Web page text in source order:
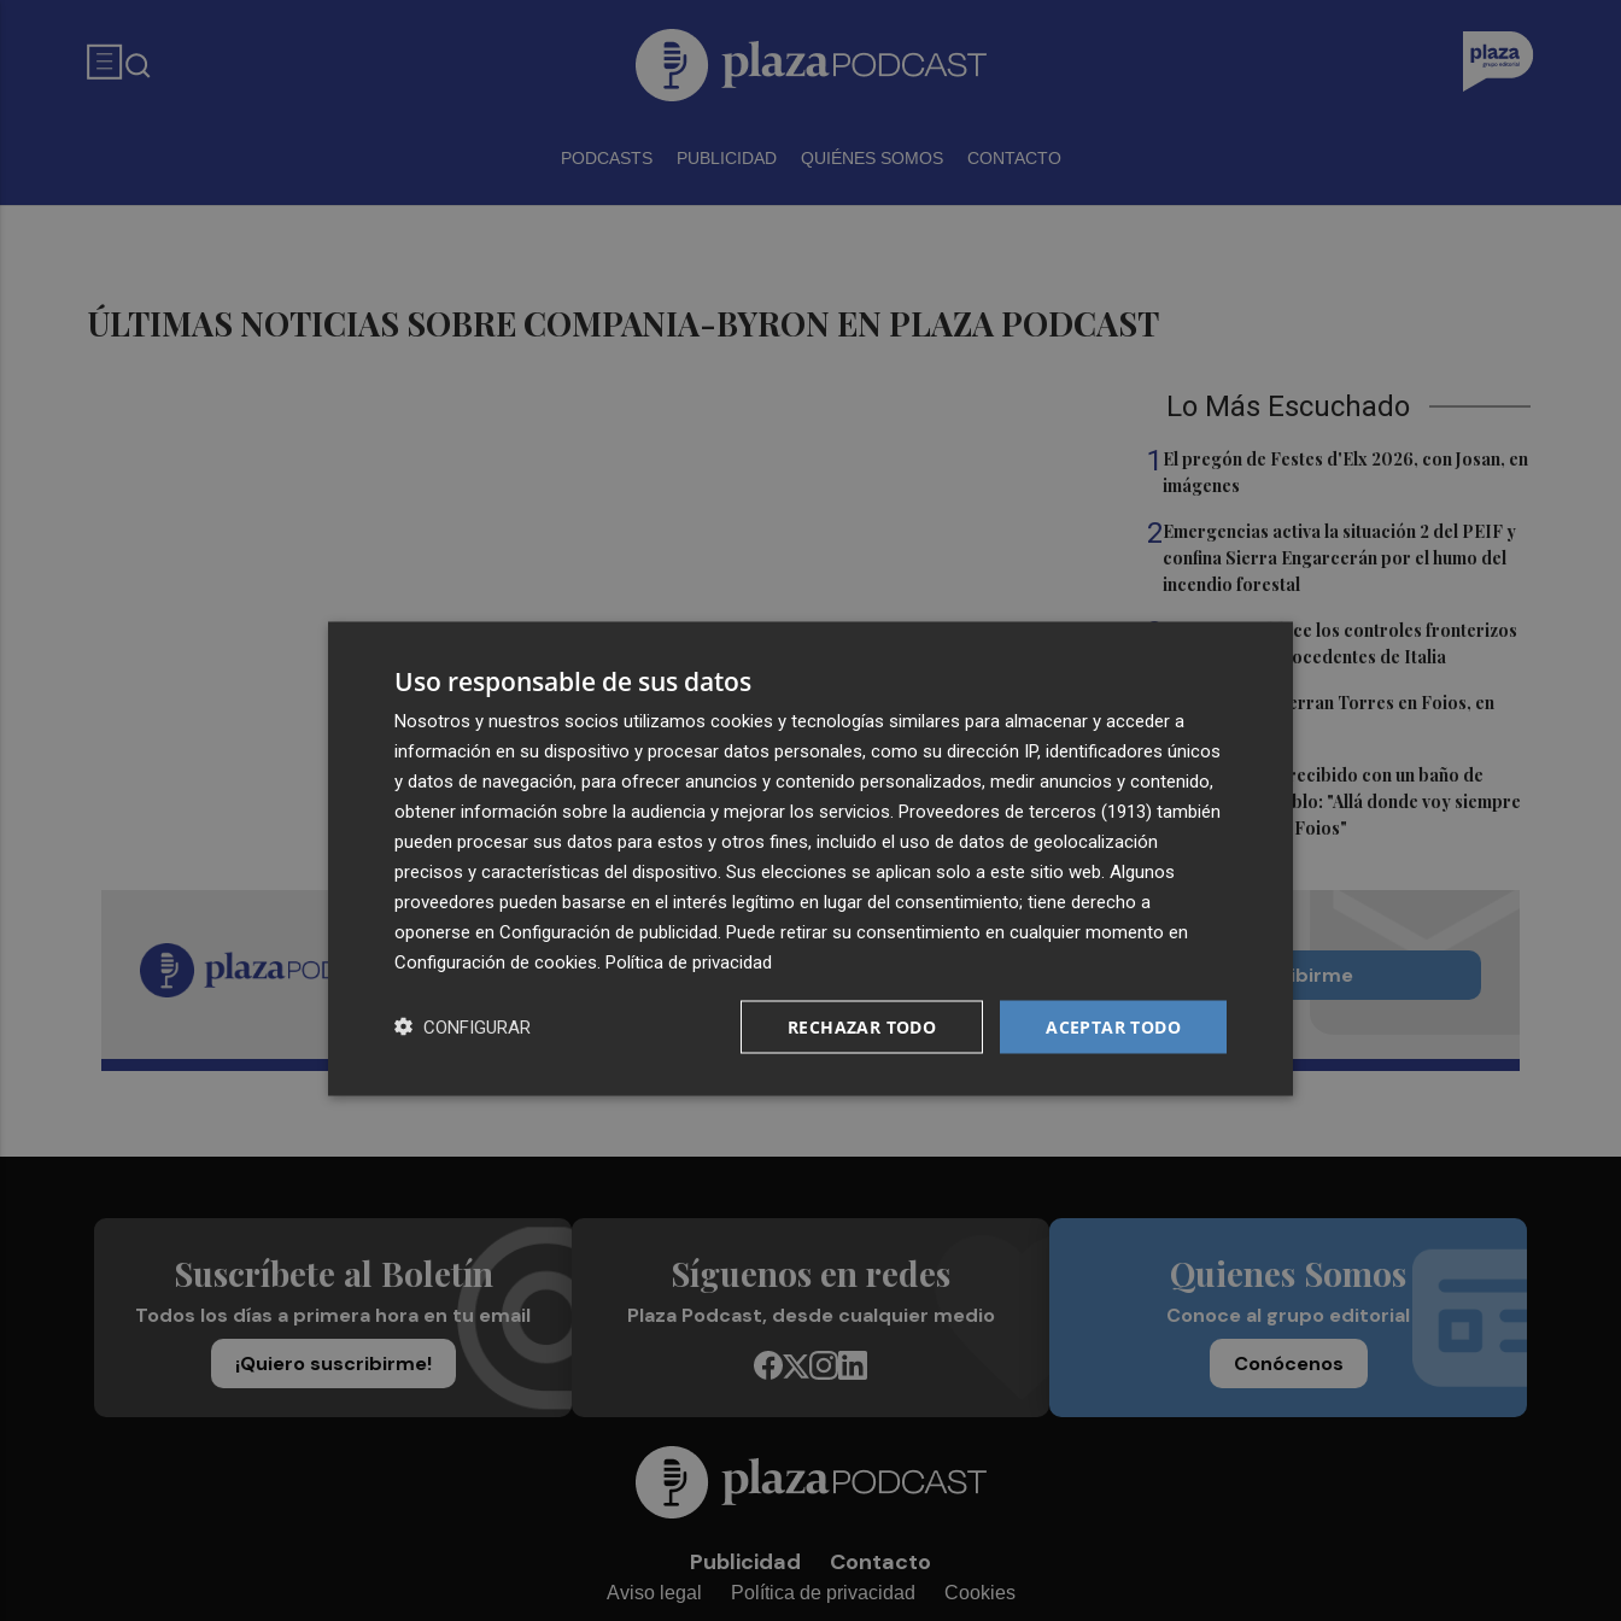
PODCASTS PUBLICIDAD QUIÉNES SOMOS CONTACTO
ÚLTIMAS NOTICIAS SOBRE COMPANIA-BYRON EN PLAZA PODCAST
Lo Más Escuchado
1 El pregón de Festes d'Elx 2026, con Josan, en
imágenes
2Emergencias activa la situación 2 del PEIF y
confina Sierra Engarcerán por el humo del
incendio forestal
3España restablece los controles fronterizos
a los viajeros procedentes de Italia
El homenaje a Ferran Torres en Foios, en
imágenes
5Ferran Torres, recibido con un baño de
masas en su pueblo: "Allá donde voy siempre
digo que soy de Foios"
Recibe toda la actualidad de
Plaza Podcast en tu correo
Quiero suscribirme
Suscríbete al Boletín
Todos los días a primera hora en tu email
¡Quiero suscribirme!
Síguenos en redes
Plaza Podcast, desde cualquier medio
Quienes Somos
Conoce al grupo editorial
Conócenos
Publicidad Contacto
Aviso legal Política de privacidad Cookies
Uso responsable de sus datos
Nosotros y nuestros socios utilizamos cookies y tecnologías similares para almacenar y acceder a
información en su dispositivo y procesar datos personales, como su dirección IP, identificadores únicos
y datos de navegación, para ofrecer anuncios y contenido personalizados, medir anuncios y contenido,
obtener información sobre la audiencia y mejorar los servicios. Proveedores de terceros (1913) también
pueden procesar sus datos para estos y otros fines, incluido el uso de datos de geolocalización
precisos y características del dispositivo. Sus elecciones se aplican solo a este sitio web. Algunos
proveedores pueden basarse en el interés legítimo en lugar del consentimiento; tiene derecho a
oponerse en Configuración de publicidad . Puede retirar su consentimiento en cualquier momento en
Configuración de cookies Política de privacidad
ACEPTAR TODO
RECHAZAR TODO
CONFIGURAR